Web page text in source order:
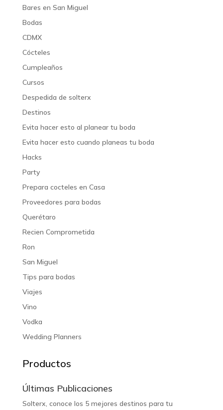
Bares en San Miguel
Bodas
CDMX
Cócteles
Cumpleaños
Cursos
Despedida de solterx
Destinos
Evita hacer esto al planear tu boda
Evita hacer esto cuando planeas tu boda
Hacks
Party
Prepara cocteles en Casa
Proveedores para bodas
Querétaro
Recien Comprometida
Ron
San Miguel
Tips para bodas
Viajes
Vino
Vodka
Wedding Planners
Productos
Últimas Publicaciones
Solterx, conoce los 5 mejores destinos para tu